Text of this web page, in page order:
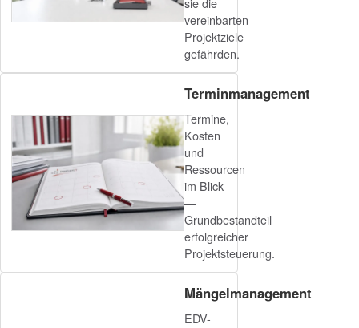
vereinbarten
Projektziele
gefährden.
Terminmanagement
Termine,
Kosten
und
Ressourcen
im Blick
—
Grundbestandteil
erfolgreicher
Projektsteuerung.
Mängelmanagement
EDV-